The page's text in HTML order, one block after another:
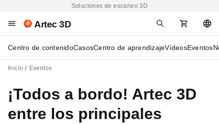
Soluciones de escaneo 3D
Artec 3D
Centro de contenidoCasosCentro de aprendizajeVídeosEventos
Inicio Eventos
¡Todos a bordo! Artec 3D
entre los principales